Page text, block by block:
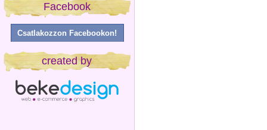
Facebook
Csatlakozzon Facebookon!
created by